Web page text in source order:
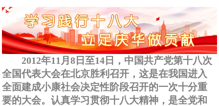
2012年11月8日至14日，中国共产党第十八次
全国代表大会在北京胜利召开，这是在我国进入
全面建成小康社会决定性阶段召开的一次十分重
要的大会。认真学习贯彻十八大精神，是全党和